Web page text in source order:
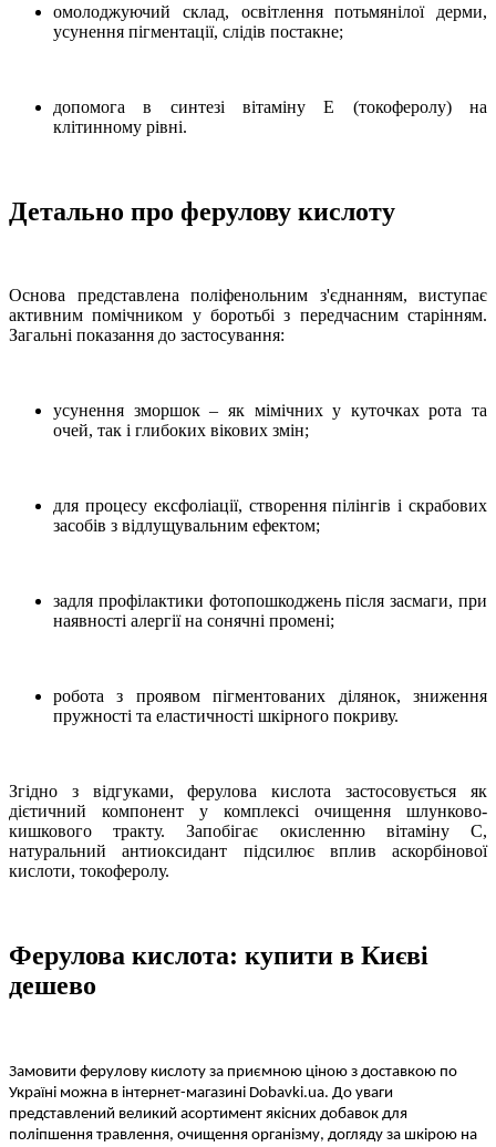
омолоджуючий склад, освітлення потьмянілої дерми,
усунення пігментації, слідів постакне;
допомога в синтезі вітаміну Е (токоферолу) на
клітинному рівні.
Детально про ферулову кислоту
Основа представлена поліфенольним з'єднанням, виступає
активним помічником у боротьбі з передчасним старінням.
Загальні показання до застосування:
усунення зморшок – як мімічних у куточках рота та
очей, так і глибоких вікових змін;
для процесу ексфоліації, створення пілінгів і скрабових
засобів з відлущувальним ефектом;
задля профілактики фотопошкоджень після засмаги, при
наявності алергії на сонячні промені;
робота з проявом пігментованих ділянок, зниження
пружності та еластичності шкірного покриву.
Згідно з відгуками, ферулова кислота застосовується як
дієтичний компонент у комплексі очищення шлунково-
кишкового тракту. Запобігає окисленню вітаміну С,
натуральний антиоксидант підсилює вплив аскорбінової
кислоти, токоферолу.
Ферулова кислота: купити в Києві
дешево
Замовити ферулову кислоту за приємною ціною з доставкою по
Україні можна в інтернет-магазині Dobavki.ua. До уваги
представлений великий асортимент якісних добавок для
поліпшення травлення, очищення організму, догляду за шкірою на